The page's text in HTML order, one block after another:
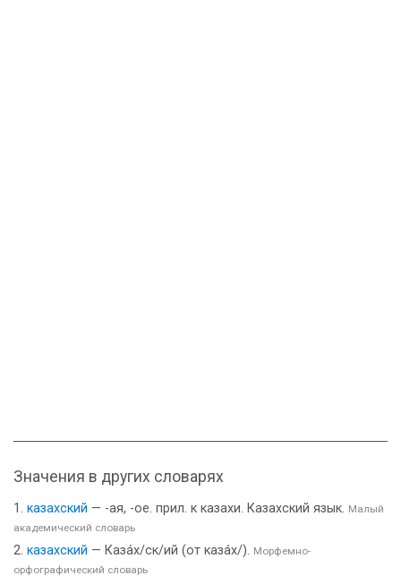
Значения в других словарях
казахский — -ая, -ое. прил. к казахи. Казахский язык. Малый
академический словарь
казахский — Каза́х/ск/ий (от каза́х/). Морфемно-
орфографический словарь